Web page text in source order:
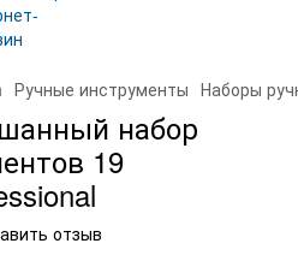
Ручные инструменты Наборы
набор
19
отзыв